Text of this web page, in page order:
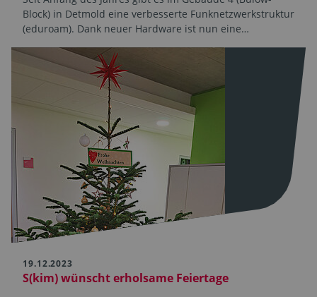
Block) in Detmold eine verbesserte Funknetzwerkstruktur
(eduroam). Dank neuer Hardware ist nun eine…
19.12.2023
S(kim) wünscht erholsame Feiertage